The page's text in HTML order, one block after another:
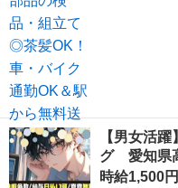
【男女活
グ 愛知県
時給1,500円